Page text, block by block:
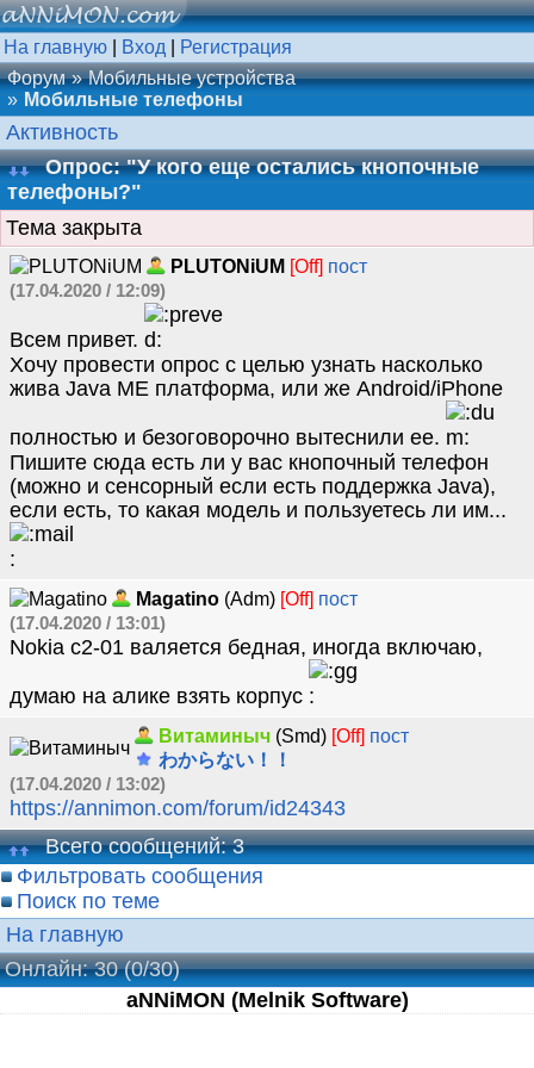
На главную Вход
Регистрация
Форум
Мобильные устройства
Мобильные телефоны
Активность
Опрос: "У кого еще остались кнопочные
телефоны?"
Тема закрыта
PLUTONiUM [Off] пост
(17.04.2020 / 12:09)
Всем привет.
Хочу провести опрос с целью узнать насколько
жива Java ME платформа, или же Android/iPhone
полностью и безоговорочно вытеснили ее.
Пишите сюда есть ли у вас кнопочный телефон
(можно и сенсорный если есть поддержка Java),
если есть, то какая модель и пользуетесь ли им...
Magatino (Adm) [Off] пост
(17.04.2020 / 13:01)
Nokia c2-01 валяется бедная, иногда включаю,
думаю на алике взять корпус
Витаминыч (Smd) [Off] пост
わからない！！
(17.04.2020 / 13:02)
https://annimon.com/forum/id24343
Всего сообщений: 3
Фильтровать сообщения
Поиск по теме
На главную
Онлайн: 30(0/30)
aNNiMON (Melnik Software)